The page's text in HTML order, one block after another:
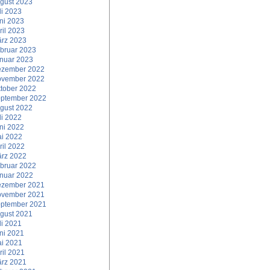
2023
2023
2023
2023
2023
2023
2022
2022
2022
2022
2022
2022
2022
2022
2022
2022
2022
2022
2021
2021
2021
2021
2021
2021
2021
2021
2021